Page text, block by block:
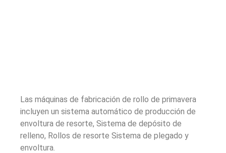
Las máquinas de fabricación de rollo de primavera
incluyen un sistema automático de producción de
envoltura de resorte, Sistema de depósito de
relleno, Rollos de resorte Sistema de plegado y
envoltura.